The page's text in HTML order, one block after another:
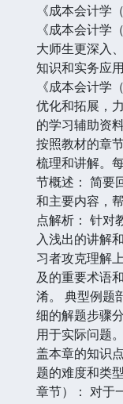
《成本会计学
《成本会计学
大师生更深入
知识和实务应
《成本会计学
优化和拓展，
的学习辅助资
按照教材的章
梳理和讲解。
节概述： 简要
和主要内容，
点解析： 针对
入浅出的讲解
习者攻克理解
及的重要术语
淆。 典型例题
细的解题步骤
用于实际问题
盖本章的知识
题的难度和类
章节）： 对于